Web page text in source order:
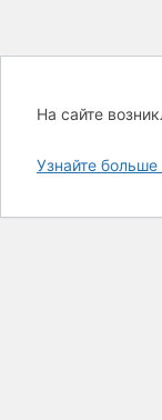
На сайте
Узнайте